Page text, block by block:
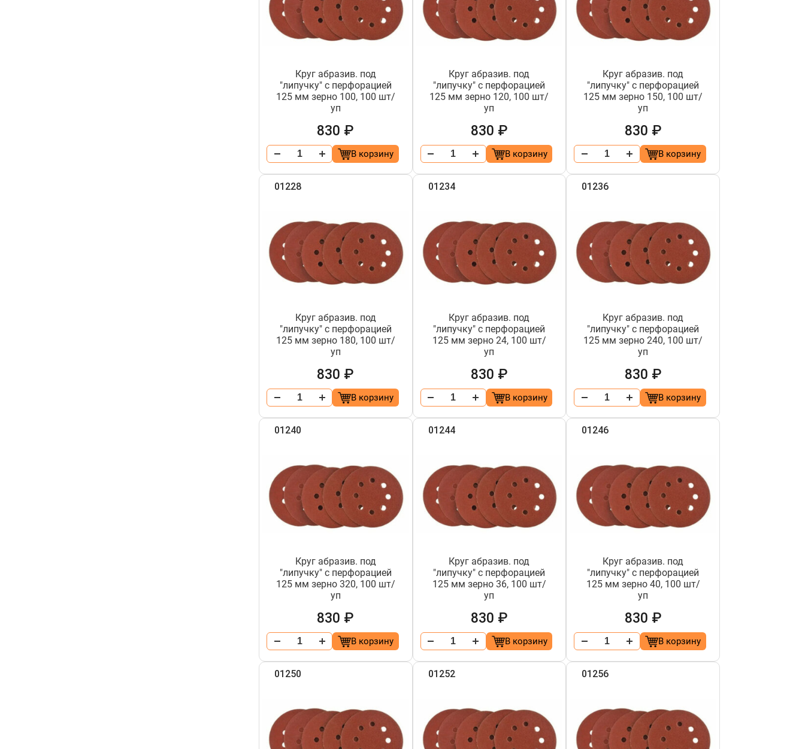
Круг абразив. под
"липучку" с перфорацией
125 мм зерно 100, 100 шт/
уп
830 ₽
В корзину
Круг абразив. под
"липучку" с перфорацией
125 мм зерно 120, 100 шт/
уп
830 ₽
В корзину
Круг абразив. под
"липучку" с перфорацией
125 мм зерно 150, 100 шт/
уп
830 ₽
В корзину
01228
Круг абразив. под
"липучку" с перфорацией
125 мм зерно 180, 100 шт/
уп
830 ₽
В корзину
01234
Круг абразив. под
"липучку" с перфорацией
125 мм зерно 24, 100 шт/
уп
830 ₽
В корзину
01236
Круг абразив. под
"липучку" с перфорацией
125 мм зерно 240, 100 шт/
уп
830 ₽
В корзину
01240
Круг абразив. под
"липучку" с перфорацией
125 мм зерно 320, 100 шт/
уп
830 ₽
В корзину
01244
Круг абразив. под
"липучку" с перфорацией
125 мм зерно 36, 100 шт/
уп
830 ₽
В корзину
01246
Круг абразив. под
"липучку" с перфорацией
125 мм зерно 40, 100 шт/
уп
830 ₽
В корзину
01250 01252 01256